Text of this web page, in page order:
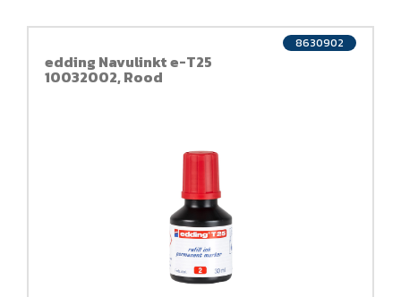
edding Navulinkt e-T25
10032002, Rood
8630902